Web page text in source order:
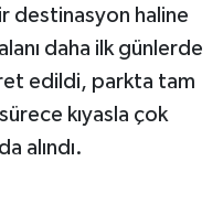
destinasyon haline
daha ilk günlerde
edildi, parkta tam
kıyasla çok
alındı.